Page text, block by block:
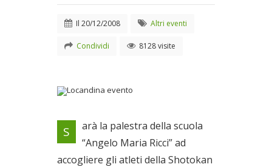
Il 20/12/2008 Altri eventi
Condividi 8128 visite
Locandina evento
Il 20/12/2008
S
arà la palestra della scuola
“Angelo Maria Ricci” ad
accogliere gli atleti della Shotokan